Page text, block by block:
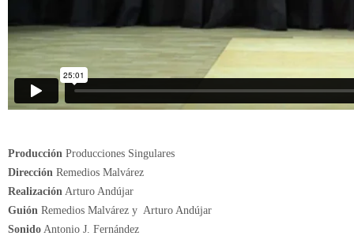
Producción Producciones Singulares
Dirección Remedios Malvárez
Realización Arturo Andújar
Guión Remedios Malvárez y Arturo Andújar
Sonido Antonio J. Fernández